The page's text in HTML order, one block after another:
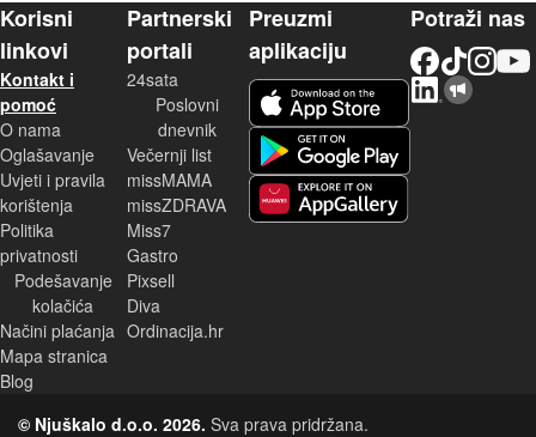
Korisni
linkovi
Kontakt i
pomoć
O nama
Oglašavanje
Uvjeti i pravila
korištenja
Politika
privatnosti
Podešavanje
kolačića
Načini plaćanja
Mapa stranica
Blog
Partnerski
portali
24sata
Poslovni
dnevnik
Večernji list
missMAMA
missZDRAVA
Miss7
Gastro
Pixsell
Diva
Ordinacija.hr
Preuzmi
aplikaciju
Potraži nas
© Njuškalo d.o.o. 2026. Sva prava pridržana.